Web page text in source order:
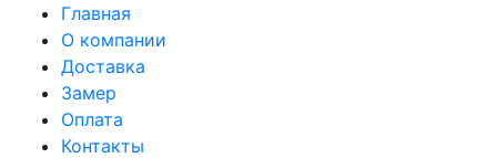
Главная
О компании
Доставка
Замер
Оплата
Контакты